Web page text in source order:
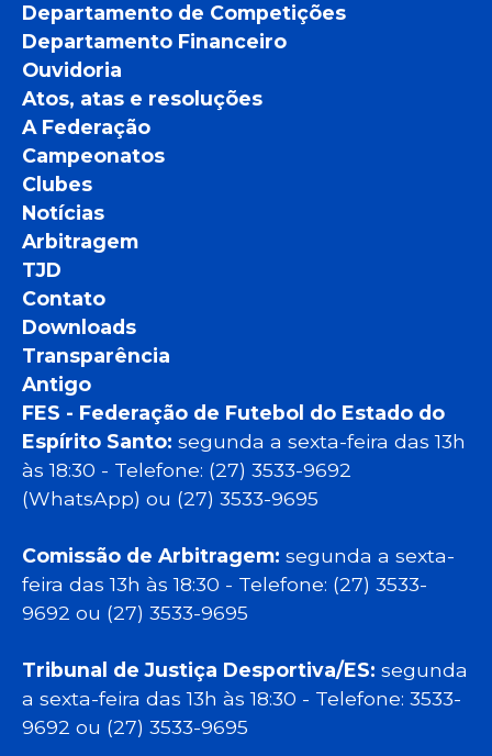
Departamento de Competições
Departamento Financeiro
Ouvidoria
Atos, atas e resoluções
A Federação
Campeonatos
Clubes
Notícias
Arbitragem
TJD
Contato
Downloads
Transparência
Antigo
FES - Federação de Futebol do Estado do
Espírito Santo: segunda a sexta-feira das 13h
às 18:30 - Telefone: (27) 3533-9692
(WhatsApp) ou (27) 3533-9695
Comissão de Arbitragem: segunda a sexta-
feira das 13h às 18:30 - Telefone: (27) 3533-
9692 ou (27) 3533-9695
Tribunal de Justiça Desportiva/ES: segunda
a sexta-feira das 13h às 18:30 - Telefone: 3533-
9692 ou (27) 3533-9695